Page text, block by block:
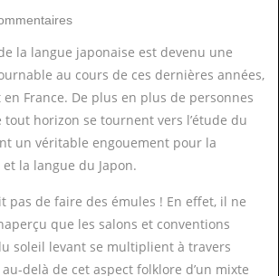
la langue japonaise est devenu une
au cours de ces dernières années,
France. De plus en plus de personnes
tout horizon se tournent vers l’étude du
un véritable engouement pour la
la langue du Japon.
pas de faire des émules ! En effet, il ne
que les salons et conventions
soleil levant se multiplient à travers
au-delà de cet aspect folklore d’un mixte